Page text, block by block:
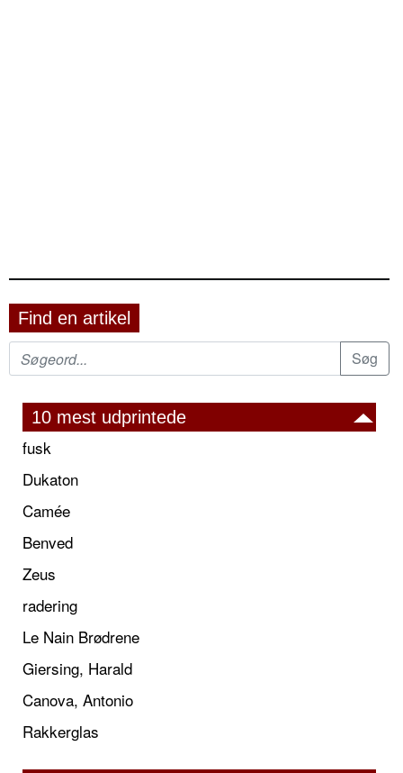
Find en artikel
10 mest udprintede
fusk
Dukaton
Camée
Benved
Zeus
radering
Le Nain Brødrene
Giersing, Harald
Canova, Antonio
Rakkerglas